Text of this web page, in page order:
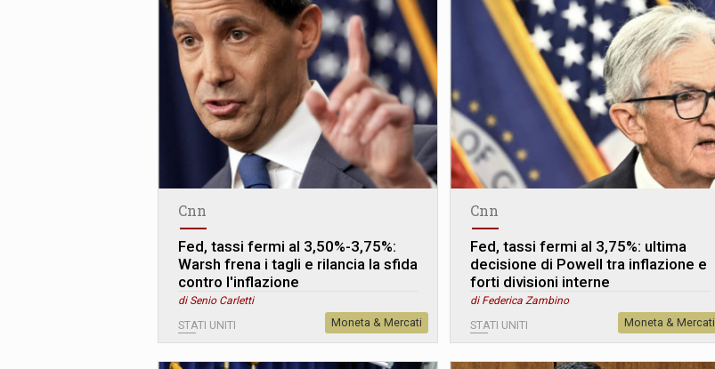
Cnn
Fed, tassi fermi al 3,50%-3,75%:
Warsh frena i tagli e rilancia la sfida
contro l'inflazione
di Senio Carletti
STATI UNITI Moneta & Mercati
Cnn
Fed, tassi fermi al 3,75%: ultima
decisione di Powell tra inflazione e
forti divisioni interne
di Federica Zambino
STATI UNITI Moneta & Mercati